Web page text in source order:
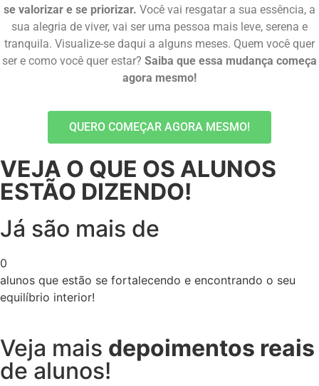
se valorizar e se priorizar. Você vai resgatar a sua essência, a
sua alegria de viver, vai ser uma pessoa mais leve, serena e
tranquila. Visualize-se daqui a alguns meses. Quem você quer
ser e como você quer estar? Saiba que essa mudança começa
agora mesmo!
QUERO COMEÇAR AGORA MESMO!
VEJA O QUE OS ALUNOS
ESTÃO DIZENDO!
Já são mais de
0
alunos que estão se fortalecendo e encontrando o seu
equilíbrio interior!
Veja mais depoimentos reais
de alunos!